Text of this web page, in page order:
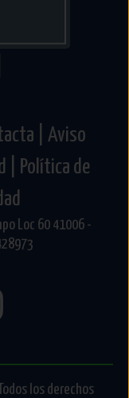
|
Aviso
|
Política de
Loc 60 41006 -
los derechos